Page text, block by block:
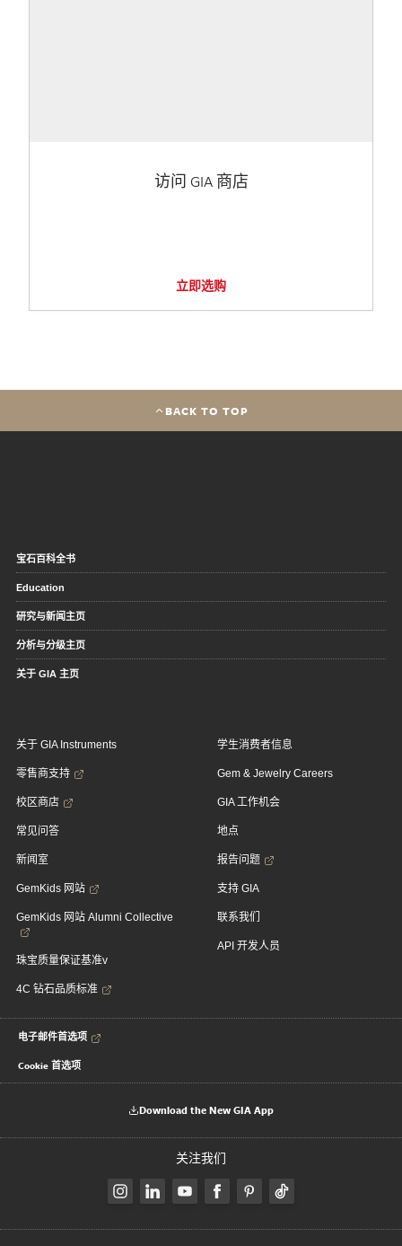
访问 GIA 商店
立即选购
BACK TO TOP
宝石百科全书
Education
研究与新闻主页
分析与分级主页
关于 GIA 主页
关于 GIA Instruments
零售商支持
校区商店
常见问答
新闻室
GemKids 网站
GemKids 网站 Alumni Collective
珠宝质量保证基准v
4C 钻石品质标准
学生消费者信息
Gem & Jewelry Careers
GIA 工作机会
地点
报告问题
支持 GIA
联系我们
API 开发人员
电子邮件首选项
Cookie 首选项
Download the New GIA App
关注我们